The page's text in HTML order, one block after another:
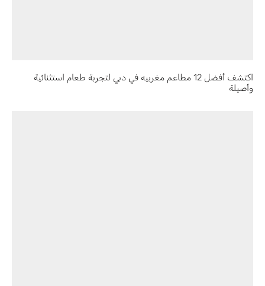
اكتشف أفضل 12 مطاعم مغربيه في دبي لتجربة طعام استثنائية
وأصيلة